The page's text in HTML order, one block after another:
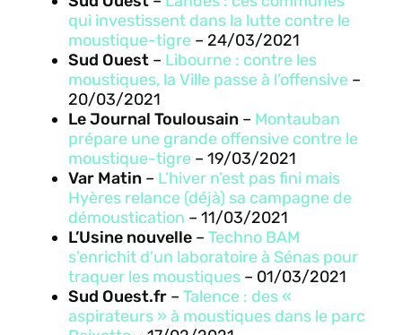
qui investissent dans la lutte contre le
moustique-tigre – 24/03/2021
Sud Ouest– Libourne : contre les
moustiques, la Ville passe à l’offensive –
20/03/2021
Le Journal Toulousain– Montauban
prépare une grande offensive contre le
moustique-tigre – 19/03/2021
Var Matin– L’hiver n’est pas fini mais
Hyères relance (déjà) sa campagne de
démoustication – 11/03/2021
L’Usine nouvelle– Techno BAM
s’enrichit d’un laboratoire à Sénas pour
traquer les moustiques – 01/03/2021
Sud Ouest.fr– Talence : des «
aspirateurs » à moustiques dans le parc